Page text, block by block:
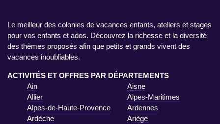
Le meilleur des colonies de vacances enfants, ateliers et stages
pour vos enfants et ados. Découvrez la richesse et la diversité
des thèmes proposés afin que petits et grands vivent des
vacances inoubliables.
ACTIVITÉS ET OFFRES PAR DÉPARTEMENTS
Ain
Aisne
Allier
Alpes-Maritimes
Alpes-de-Haute-Provence
Ardennes
Ardèche
Ariège